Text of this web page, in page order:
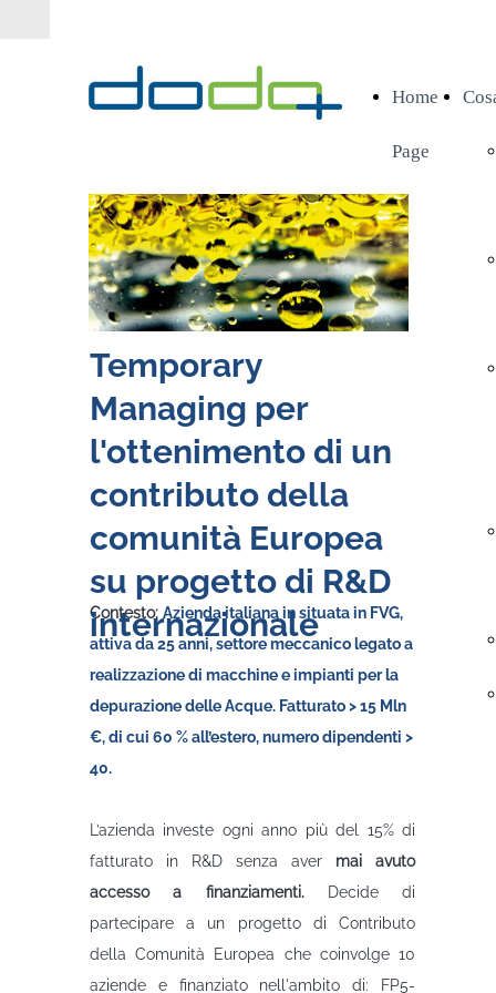
Home
Page
Temporary
Managing per
l'ottenimento di un
contributo della
comunità Europea
su progetto di R&D
internazionale
Contesto: Azienda italiana in situata in FVG,
attiva da 25 anni, settore meccanico legato a
realizzazione di macchine e impianti per la
depurazione delle Acque. Fatturato > 15 Mln
€, di cui 60 % all’estero, numero dipendenti >
40.
L’azienda investe ogni anno più del 15% di
fatturato in R&D senza aver mai avuto
accesso a finanziamenti.
Decide di
partecipare a un progetto di Contributo
della Comunità Europea che coinvolge 10
aziende e finanziato nell'ambito di: FP5-